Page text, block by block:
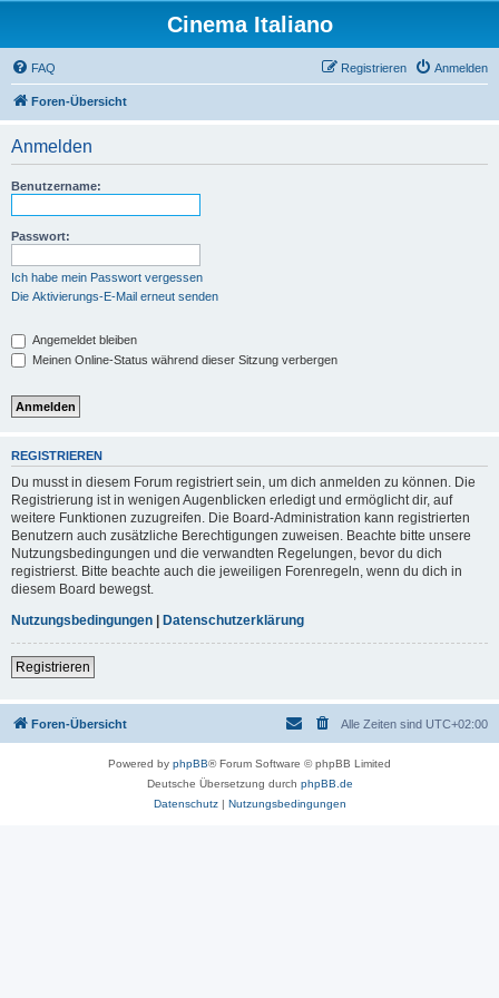
Cinema Italiano
FAQ Anmelden
Registrieren
Foren-Übersicht
Anmelden
Benutzername:
Passwort:
Ich habe mein Passwort vergessen
Die Aktivierungs-E-Mail erneut senden
Angemeldet bleiben
Meinen Online-Status während dieser Sitzung verbergen
REGISTRIEREN
Du musst in diesem Forum registriert sein, um dich anmelden zu können. Die
Registrierung ist in wenigen Augenblicken erledigt und ermöglicht dir, auf
weitere Funktionen zuzugreifen. Die Board-Administration kann registrierten
Benutzern auch zusätzliche Berechtigungen zuweisen. Beachte bitte unsere
Nutzungsbedingungen und die verwandten Regelungen, bevor du dich
registrierst. Bitte beachte auch die jeweiligen Forenregeln, wenn du dich in
diesem Board bewegst.
Nutzungsbedingungen | Datenschutzerklärung
Registrieren
Foren-Übersicht Alle Zeiten sind UTC+02:00
Powered by phpBB® Forum Software © phpBB Limited
Deutsche Übersetzung durch phpBB.de
Datenschutz| Nutzungsbedingungen